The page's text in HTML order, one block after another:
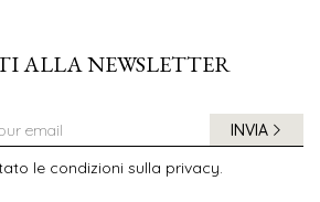
ALLA NEWSLETTER
le condizioni sulla privacy.
INVIA